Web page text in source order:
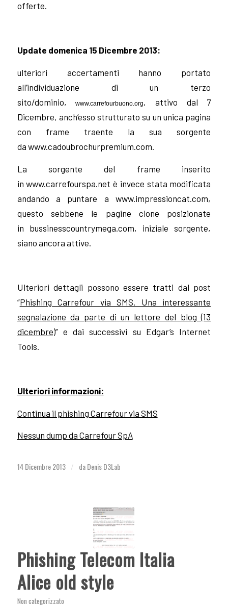
offerte.
Update domenica 15 Dicembre 2013:
ulteriori accertamenti hanno portato
all’individuazione di un terzo
sito/dominio,www.carrefourbuono.org, attivo dal 7
Dicembre, anch’esso strutturato su un unica pagina
con frame traente la sua sorgente
da www.cadoubrochurpremium.com.
La sorgente del frame inserito
inwww.carrefourspa.net è invece stata modificata
andando a puntare a www.impressioncat.com,
questo sebbene le pagine clone posizionate
in bussinesscountrymega.com, iniziale sorgente,
siano ancora attive.
Ulteriori dettagli possono essere tratti dal post
“Phishing Carrefour via SMS. Una interessante
segnalazione da parte di un lettore del blog (13
dicembre)” e dai successivi su Edgar’s Internet
Tools.
Ulteriori informazioni:
Continua il phishing Carrefour via SMS
Nessun dump da Carrefour SpA
14 Dicembre 2013 / daDenis D3Lab
Phishing Telecom Italia
Alice old style
Non categorizzato